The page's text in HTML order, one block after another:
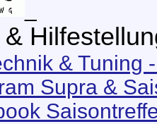
&
& Tuning
Supra &